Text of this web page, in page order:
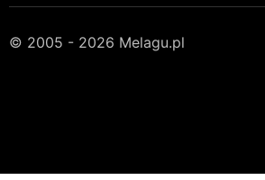
© 2005 - 2026 Melagu.pl